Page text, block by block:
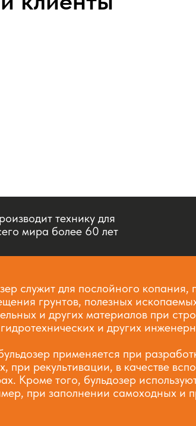
служит для послойного копания,
грунтов, полезных
и других материалов при
и других
применяется при
при рекультивации, в качестве
Кроме того, бульдозер
при заполнении самоходных и
технику для
мира более 60 лет